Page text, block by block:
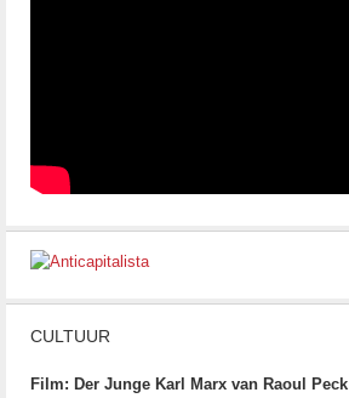
CULTUUR
Film: Der Junge Karl Marx van Raoul Peck